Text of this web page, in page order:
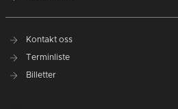
Kontakt oss
Terminliste
Billetter